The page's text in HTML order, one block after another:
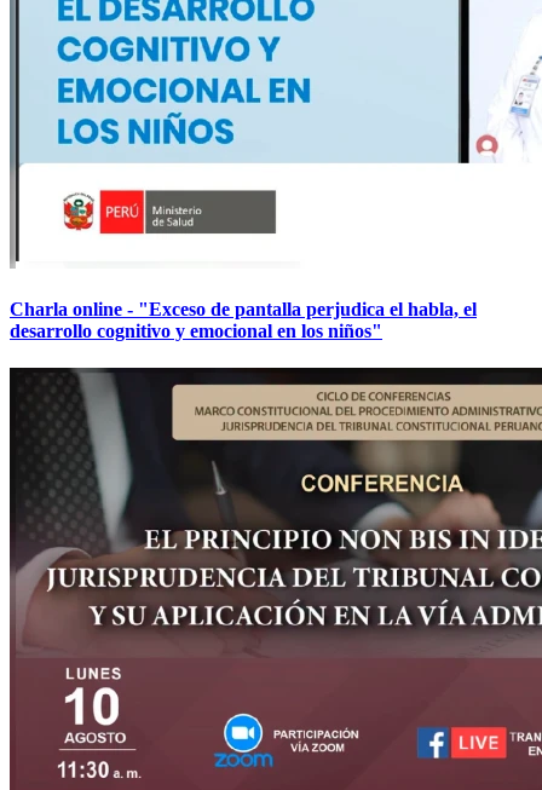
Charla online - "Exceso de pantalla perjudica el habla, el
desarrollo cognitivo y emocional en los niños"